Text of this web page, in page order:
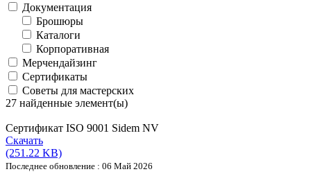
Документация
Брошюры
Каталоги
Корпоративная
Мерчендайзинг
Сертификаты
Советы для мастерских
27 найденные элемент(ы)
Сертификат ISO 9001 Sidem NV
Скачать
(251.22 KB)
Последнее обновление : 06 Май 2026